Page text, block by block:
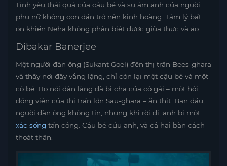
Tình yêu thái quá của cậu bé và sự ám ảnh của người
phụ nữ không con dần trở nên kinh hoàng. Tâm lý bất
ổn khiến Neha không phân biệt được giữa thực và ảo.
Dibakar Banerjee
Một người đàn ông (Sukant Goel) đến thị trấn Bees-ghara
và thấy nơi đây vắng lặng, chỉ còn lại một cậu bé và một
cô bé. Họ nói dân làng đã bị cha của cô gái – một hội
đồng viên của thị trấn lớn Sau-ghara – ăn thịt. Ban đầu,
người đàn ông không tin, nhưng khi rời đi, anh bị một
xác sống tấn công. Cậu bé cứu anh, và cả hai bàn cách
thoát thân.